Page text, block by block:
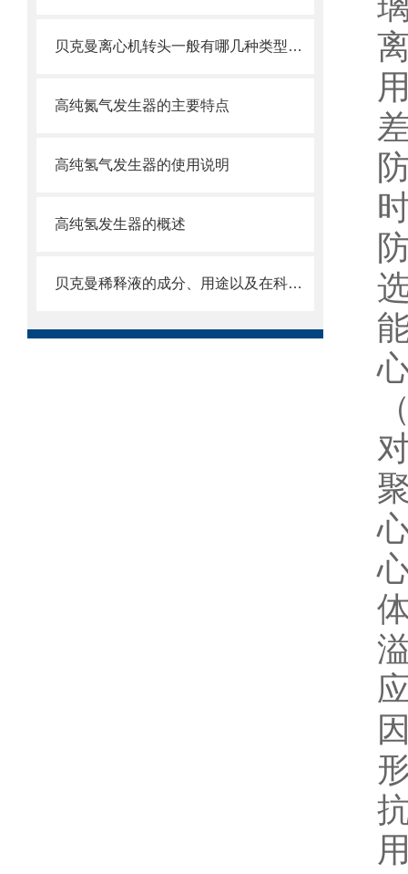
贝克曼离心机转头一般有哪几种类型呢？
高纯氮气发生器的主要特点
高纯氢气发生器的使用说明
高纯氢发生器的概述
贝克曼稀释液的成分、用途以及在科学研究中的重要性